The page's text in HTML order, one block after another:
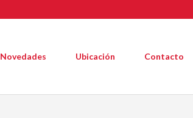
Novedades Ubicación Contacto